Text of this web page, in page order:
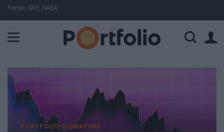
Forrás: OVF, HAEA
PORTFOLIO SIGNATURE